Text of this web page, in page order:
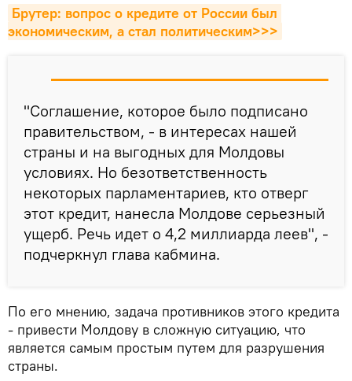
Брутер: вопрос о кредите от России был
экономическим, а стал политическим>>>
"Соглашение, которое было подписано
правительством, - в интересах нашей
страны и на выгодных для Молдовы
условиях. Но безответственность
некоторых парламентариев, кто отверг
этот кредит, нанесла Молдове серьезный
ущерб. Речь идет о 4,2 миллиарда леев", -
подчеркнул глава кабмина.
По его мнению, задача противников этого кредита
- привести Молдову в сложную ситуацию, что
является самым простым путем для разрушения
страны.